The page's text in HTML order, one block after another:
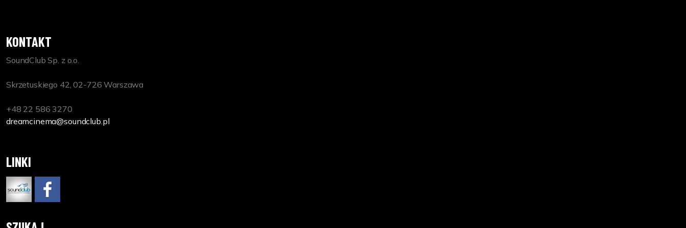
KONTAKT
SoundClub Sp. z o.o.
Skrzetuskiego 42, 02-726 Warszawa
+48 22 586 3270
dreamcinema@soundclub.pl
LINKI